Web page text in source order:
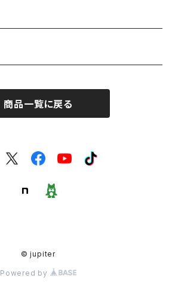
商品一覧に戻る
© jupiter
Powered by